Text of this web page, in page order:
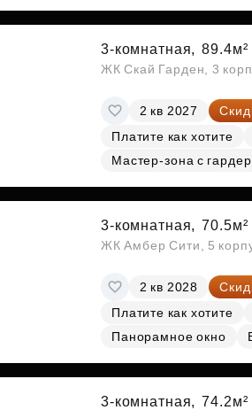
Субсидии
3-комнатная, 89.4м²
ЖК Скай Гарден, 3
2 кв 2027
Платите как хотите
Мастер-зона с
3-комнатная, 70.5м²
ЖК Амбер Сити, 5
2 кв 2028
Платите как хотите
Панорамное окно
3-комнатная, 74.2м²